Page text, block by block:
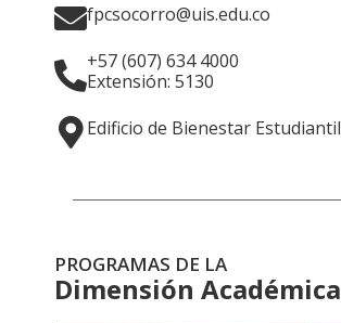
fpcsocorro@uis.edu.co
+57 (607) 634 4000
Extensión: 5130
Edificio de Bienestar Estudiantil
PROGRAMAS DE LA
Dimensión Académica